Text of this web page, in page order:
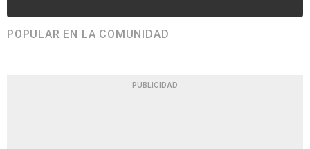
POPULAR EN LA COMUNIDAD
PUBLICIDAD